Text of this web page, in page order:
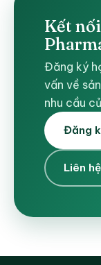
Kết
Đăng ký
vấn về
nhu cầu
Đăng
Liên